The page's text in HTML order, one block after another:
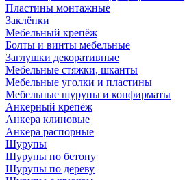
Пластины монтажные
Заклёпки
Мебельный крепёж
Болты и винты мебельные
Заглушки декоративные
Мебельные стяжки, шканты
Мебельные уголки и пластины
Мебельные шурупы и конфирматы
Анкерный крепёж
Анкера клиновые
Анкера распорные
Шурупы
Шурупы по бетону
Шурупы по дереву